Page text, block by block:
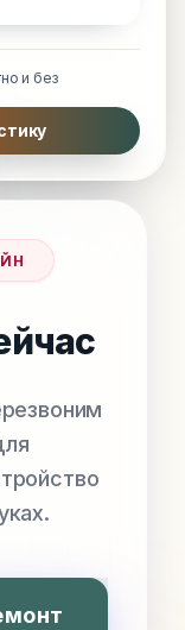
и без